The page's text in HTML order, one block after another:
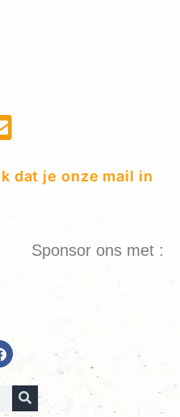
dat je onze mail in
Sponsor ons met :